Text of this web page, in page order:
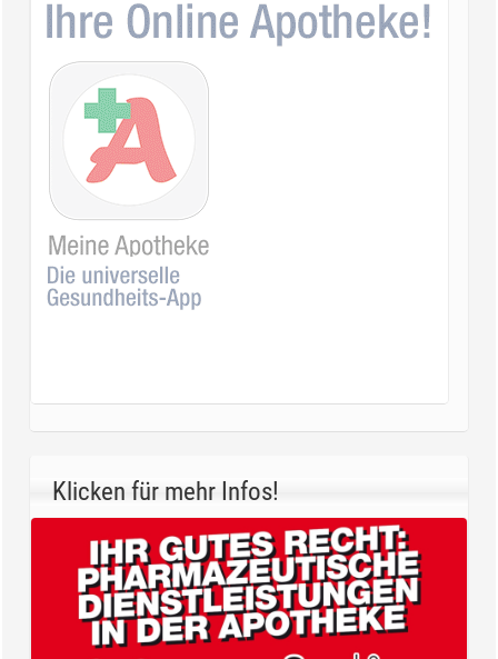
Klicken für mehr Infos!